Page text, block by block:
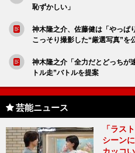
恥ずかしい」
神木隆之介、佐藤健は「やっ
こっそり撮影した“厳選写真”を
神木隆之介「全力だとどっち
トル走”バトルを提案
芸能ニュース
「ラス
シーン
カッコ